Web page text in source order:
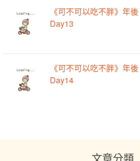
《可不可以吃不胖》年
Day13
《可不可以吃不胖》年
Day14
文章分類